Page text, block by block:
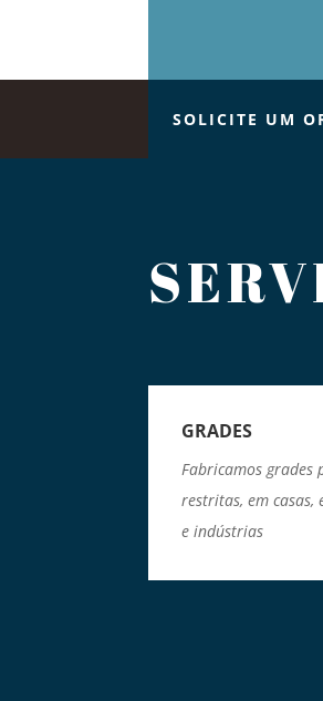
SOLICITE UM
GRADES
Fabricamos grades
restritas, em casas,
e indústrias